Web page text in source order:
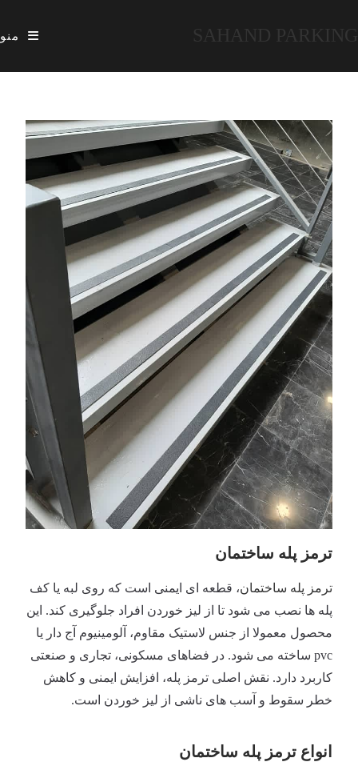
SAHAND PARKING منو
ترمز پله ساختمان
ترمز پله ساختمان، قطعه ای ایمنی است که روی لبه یا کف
پله ها نصب می شود تا از لیز خوردن افراد جلوگیری کند. این
محصول معمولا از جنس لاستیک مقاوم، آلومینیوم آج دار یا
pvc ساخته می شود. در فضاهای مسکونی، تجاری و صنعتی
کاربرد دارد. نقش اصلی ترمز پله، افزایش ایمنی و کاهش
خطر سقوط و آسب های ناشی از لیز خوردن است.
انواع ترمز پله ساختمان